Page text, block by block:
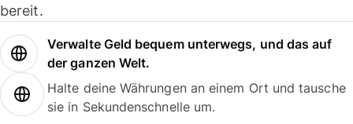
bereit.
Verwalte Geld bequem unterwegs, und das auf
der ganzen Welt.
Halte deine Währungen an einem Ort und tausche
sie in Sekundenschnelle um.